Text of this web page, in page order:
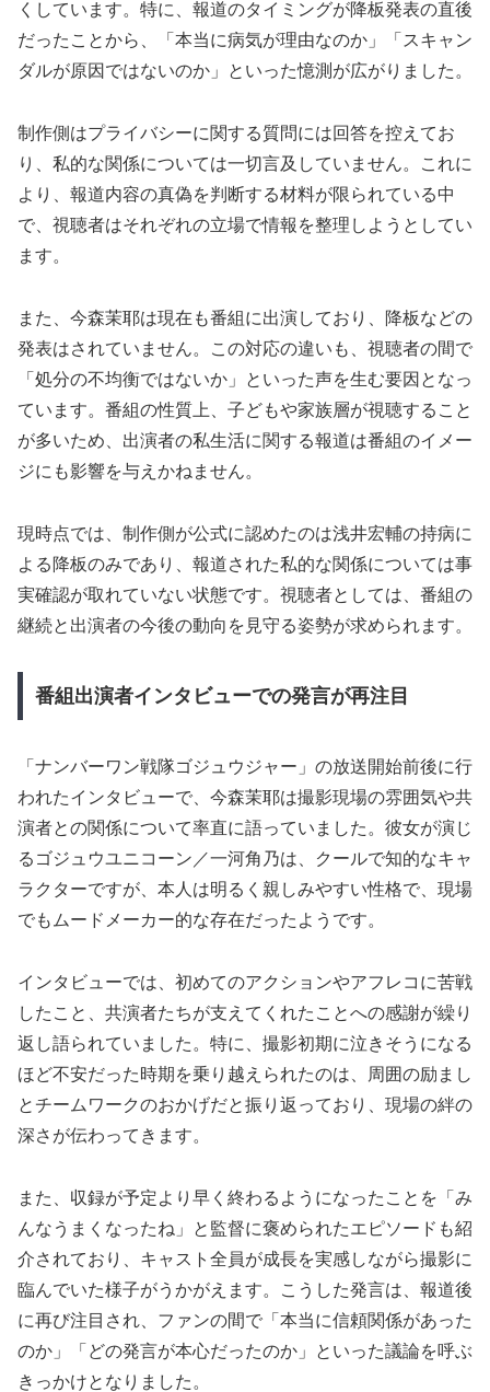
くしています。特に、報道のタイミングが降板発表の直後
だったことから、「本当に病気が理由なのか」「スキャン
ダルが原因ではないのか」といった憶測が広がりました。
制作側はプライバシーに関する質問には回答を控えてお
り、私的な関係については一切言及していません。これに
より、報道内容の真偽を判断する材料が限られている中
で、視聴者はそれぞれの立場で情報を整理しようとしてい
ます。
また、今森茉耶は現在も番組に出演しており、降板などの
発表はされていません。この対応の違いも、視聴者の間で
「処分の不均衡ではないか」といった声を生む要因となっ
ています。番組の性質上、子どもや家族層が視聴すること
が多いため、出演者の私生活に関する報道は番組のイメー
ジにも影響を与えかねません。
現時点では、制作側が公式に認めたのは浅井宏輔の持病に
よる降板のみであり、報道された私的な関係については事
実確認が取れていない状態です。視聴者としては、番組の
継続と出演者の今後の動向を見守る姿勢が求められます。
番組出演者インタビューでの発言が再注目
「ナンバーワン戦隊ゴジュウジャー」の放送開始前後に行
われたインタビューで、今森茉耶は撮影現場の雰囲気や共
演者との関係について率直に語っていました。彼女が演じ
るゴジュウユニコーン／一河角乃は、クールで知的なキャ
ラクターですが、本人は明るく親しみやすい性格で、現場
でもムードメーカー的な存在だったようです。
インタビューでは、初めてのアクションやアフレコに苦戦
したこと、共演者たちが支えてくれたことへの感謝が繰り
返し語られていました。特に、撮影初期に泣きそうになる
ほど不安だった時期を乗り越えられたのは、周囲の励まし
とチームワークのおかげだと振り返っており、現場の絆の
深さが伝わってきます。
また、収録が予定より早く終わるようになったことを「み
んなうまくなったね」と監督に褒められたエピソードも紹
介されており、キャスト全員が成長を実感しながら撮影に
臨んでいた様子がうかがえます。こうした発言は、報道後
に再び注目され、ファンの間で「本当に信頼関係があった
のか」「どの発言が本心だったのか」といった議論を呼ぶ
きっかけとなりました。